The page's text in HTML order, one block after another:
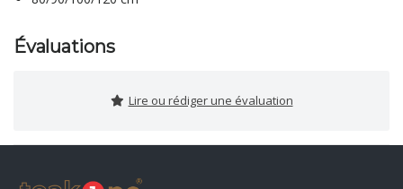
Évaluations
Lire ou rédiger une évaluation